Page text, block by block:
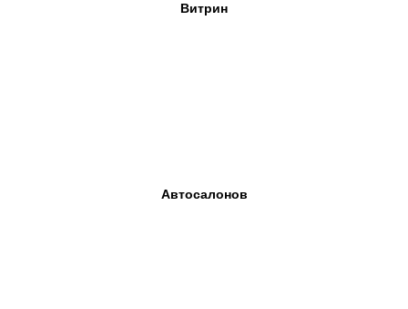
Витрин
Автосалонов